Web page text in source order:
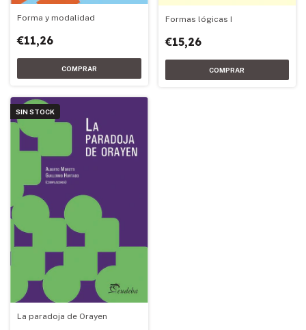
Forma y modalidad
€11,26
Formas lógicas I
€15,26
SIN STOCK
La paradoja de Orayen